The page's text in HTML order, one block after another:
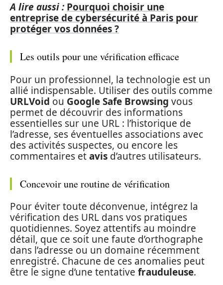
A lire aussi : Pourquoi choisir une
entreprise de cybersécurité à Paris pour
protéger vos données ?
Les outils pour une vérification efficace
Pour un professionnel, la technologie est un
allié indispensable. Utiliser des outils comme
URLVoid ou Google Safe Browsing vous
permet de découvrir des informations
essentielles sur une URL : l’historique de
l’adresse, ses éventuelles associations avec
des activités suspectes, ou encore les
commentaires etavis d’autres utilisateurs.
Concevoir une routine de vérification
Pour éviter toute déconvenue, intégrez la
vérification des URL dans vos pratiques
quotidiennes. Soyez attentifs au moindre
détail, que ce soit une faute d’orthographe
dans l’adresse ou un domaine récemment
enregistré. Chacune de ces anomalies peut
être le signe d’une tentative frauduleuse.